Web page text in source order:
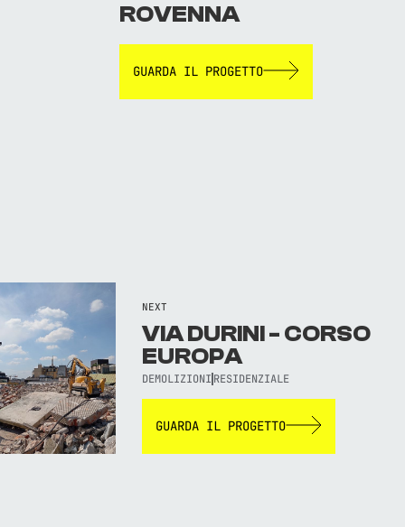
ROVENNA
GUARDA IL PROGETTO
NEXT
VIA DURINI - CORSO
EUROPA
DEMOLIZIONI RESIDENZIALE
GUARDA IL PROGETTO